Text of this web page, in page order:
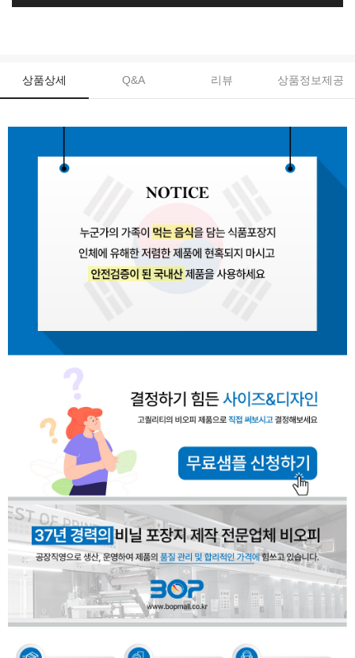
상품상세 Q&A 리뷰 상품정보제공